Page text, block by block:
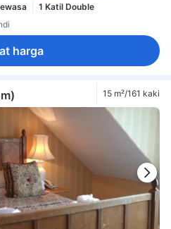
1 Katil Double
harga
15 m²/161 kaki